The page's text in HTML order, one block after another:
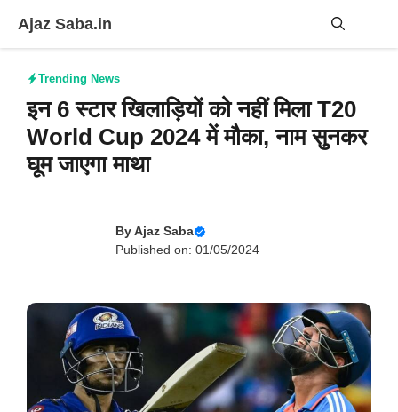
content
Ajaz Saba.in
Trending News
इन 6 स्टार खिलाड़ियों को नहीं मिला T20
World Cup 2024 में मौका, नाम सुनकर
घूम जाएगा माथा
ByAjaz Saba
Published on: 01/05/2024